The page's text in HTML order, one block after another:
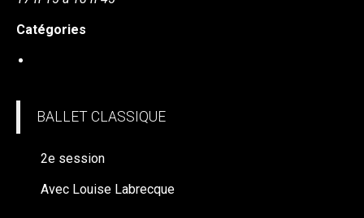
Catégories
BALLET CLASSIQUE
2e session
Avec Louise Labrecque